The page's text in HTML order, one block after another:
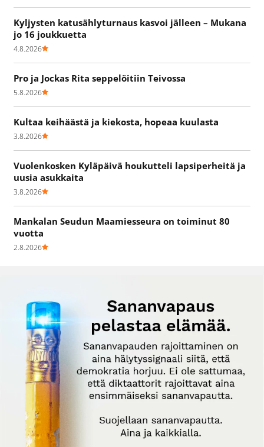
Kyljysten katusählyturnaus kasvoi jälleen – Mukana
jo 16 joukkuetta
4.8.2026
Pro ja Jockas Rita seppelöitiin Teivossa
5.8.2026
Kultaa keihäästä ja kiekosta, hopeaa kuulasta
3.8.2026
Vuolenkosken Kyläpäivä houkutteli lapsiperheitä ja
uusia asukkaita
3.8.2026
Mankalan Seudun Maamiesseura on toiminut 80
vuotta
2.8.2026